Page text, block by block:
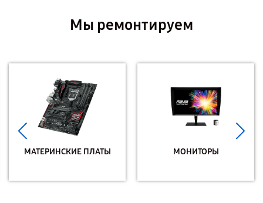
Мы ремонтируем
ПЛАТЫ МОНИТОРЫ